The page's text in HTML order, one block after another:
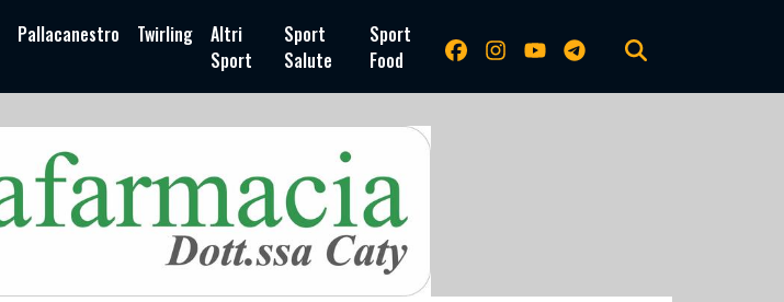
Pallacanestro Twirling
Altri
Sport
Sport
Salute
Sport
Food